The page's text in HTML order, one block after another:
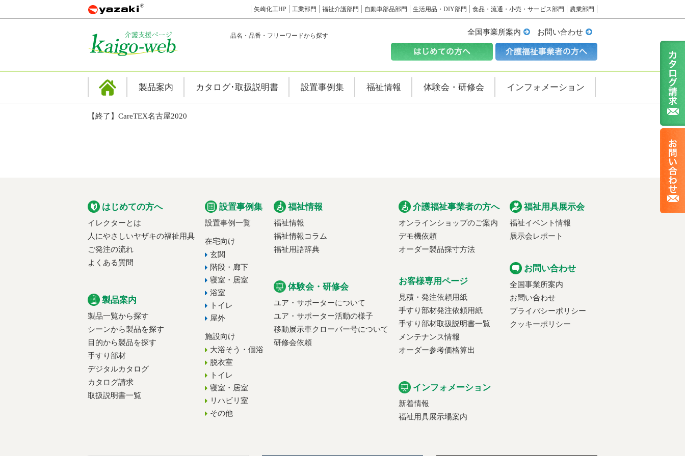
矢崎化工HP 工業部門 福祉介護部門 自動車部品部門 生活用品・DIY部門 食品・流通・小売・サービス部門 農業部門
品名・品番・フリーワードから探す 全国事業所案内 お問い合わせ
製品案内 カタログ･取扱説明書 設置事例集 福祉情報 体験会・研修会 インフォメーション
【終了】CareTEX名古屋2020
はじめての方へ
イレクターとは
人にやさしいヤザキの福祉用具
ご発注の流れ
よくある質問
製品案内
製品一覧から探す
シーンから製品を探す
目的から製品を探す
手すり部材
デジタルカタログ
カタログ請求
取扱説明書一覧
設置事例集
設置事例一覧
在宅向け
玄関
階段・廊下
寝室・居室
浴室
トイレ
屋外
施設向け
大浴そう・個浴
脱衣室
トイレ
寝室・居室
リハビリ室
その他
福祉情報
福祉情報
福祉情報コラム
福祉用語辞典
体験会・研修会
ユア・サポーターについて
ユア・サポーター活動の様子
移動展示車クローバー号について
研修会依頼
介護福祉事業者の方へ
オンラインショップのご案内
デモ機依頼
オーダー製品採寸方法
お客様専用ページ
見積・発注依頼用紙
手すり部材発注依頼用紙
手すり部材取扱説明書一覧
メンテナンス情報
オーダー参考価格算出
インフォメーション
新着情報
福祉用具展示場案内
福祉用具展示会
福祉イベント情報
展示会レポート
お問い合わせ
全国事業所案内
お問い合わせ
プライバシーポリシー
クッキーポリシー